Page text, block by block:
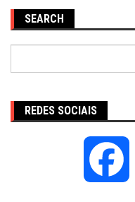
SEARCH
REDES SOCIAIS